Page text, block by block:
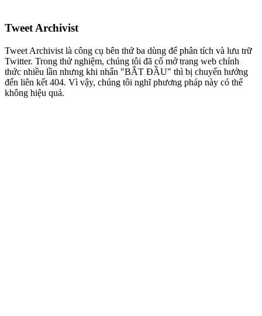
Tweet Archivist
Tweet Archivist là công cụ bên thứ ba dùng để phân tích và lưu trữ
Twitter. Trong thử nghiệm, chúng tôi đã cố mở trang web chính
thức nhiều lần nhưng khi nhấn "BẮT ĐẦU" thì bị chuyển hướng
đến liên kết 404. Vì vậy, chúng tôi nghĩ phương pháp này có thể
không hiệu quả.